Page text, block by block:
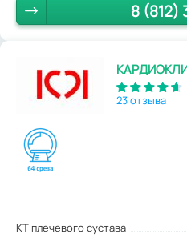
8 (812)
23 отзыва
КТ плечевого сустава